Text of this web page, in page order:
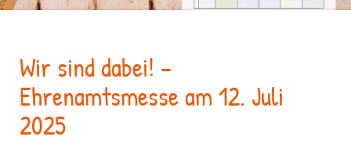
Wir sind dabei! –
Ehrenamtsmesse am 12. Juli
2025